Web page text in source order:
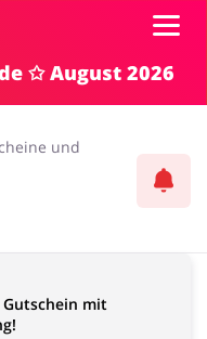
✩ August 2026
und
mit